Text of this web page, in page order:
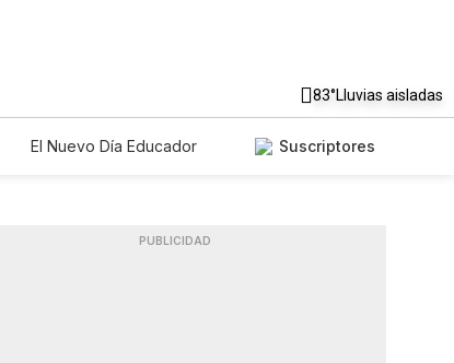
83°Lluvias aisladas
El Nuevo Día Educador
Suscriptores
PUBLICIDAD